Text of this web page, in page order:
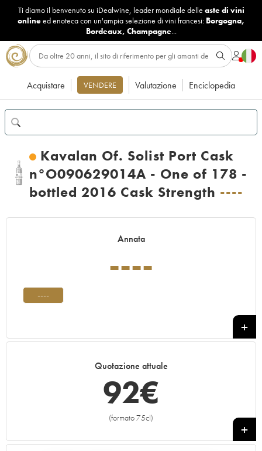
Ti diamo il benvenuto su iDealwine, leader mondiale delle aste di vini
onlineed enoteca con un'ampia selezione di vini francesi: Borgogna,
Bordeaux, Champagne...
Acquistare VENDERE Valutazione Enciclopedia
Kavalan Of. Solist Port Cask
n°O090629014A - One of 178 -
bottled 2016 Cask Strength ----
Annata
----
----
Quotazione attuale
92€
(formato 75cl)
+